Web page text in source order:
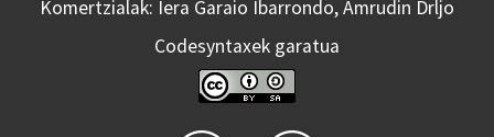
Komertzialak: Iera Garaio Ibarrondo, Amrudin Drljo
Codesyntaxek garatua